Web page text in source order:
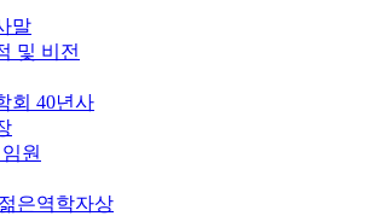
말
및 비전
회 40년사
원
은역학자상